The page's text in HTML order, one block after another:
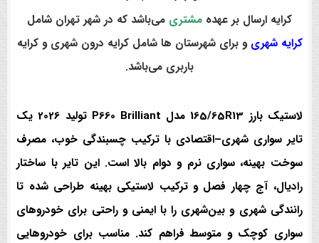
کرایه ارسال بر عهده مشتری می‌باشد که در شهر تهران شامل
کرایه شهری و برای شهرستان ها شامل کرایه درون شهری و کرایه
باربری می‌باشد.
لاستیک بارز 165/65R13 مدل P660 Brilliant تولید 2026
یک
تایر سواری شهری–اقتصادی با ترکیب چسبندگی خوب، مصرف
سوخت بهینه، سواری نرم و دوام بالا است. این تایر با ساختار
رادیال، آج چهار فصل و ترکیب لاستیکی بهینه طراحی شده تا
رانندگی شهری و بین‌شهری را با ایمنی و راحتی برای خودروهای
سواری کوچک و متوسط فراهم کند. مناسب برای خودروهایی